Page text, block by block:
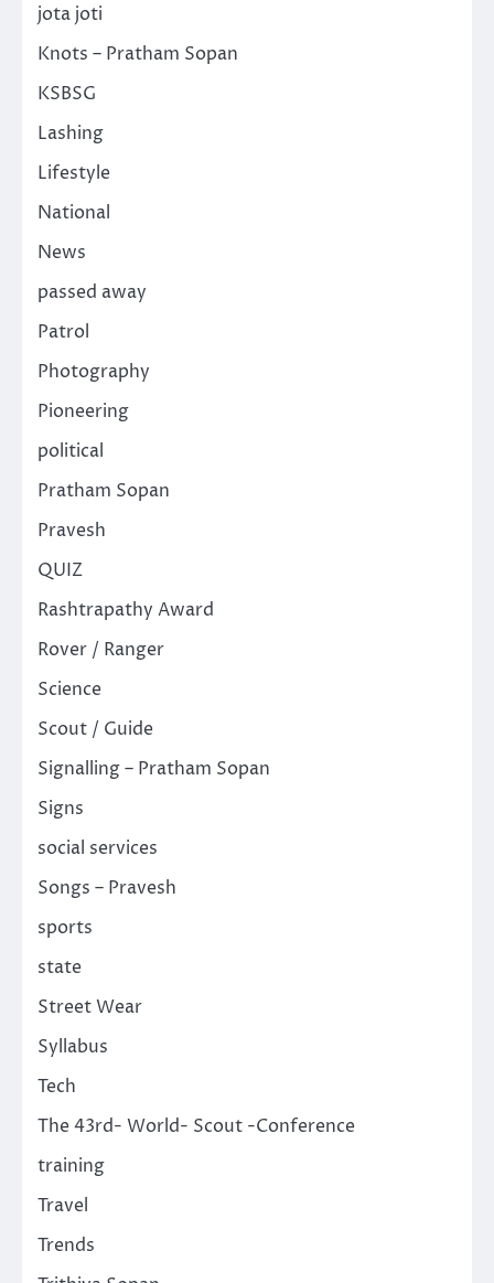
jota joti
Knots – Pratham Sopan
KSBSG
Lashing
Lifestyle
National
News
passed away
Patrol
Photography
Pioneering
political
Pratham Sopan
Pravesh
QUIZ
Rashtrapathy Award
Rover / Ranger
Science
Scout / Guide
Signalling – Pratham Sopan
Signs
social services
Songs – Pravesh
sports
state
Street Wear
Syllabus
Tech
The 43rd- World- Scout -Conference
training
Travel
Trends